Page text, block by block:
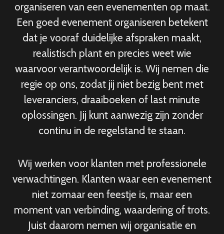
organiseren van een evenementen op maat.
Een goed evenement organiseren betekent
dat je vooraf duidelijke afspraken maakt,
realistisch plant en precies weet wie
waarvoor verantwoordelijk is. Wij nemen die
regie op ons, zodat jij niet bezig bent met
leveranciers, draaiboeken of last minute
oplossingen. Jij kunt aanwezig zijn zonder
continu in de regelstand te staan.
Wij werken voor klanten met professionele
verwachtingen. Klanten waar een evenement
niet zomaar een feestje is, maar een
moment van verbinding, waardering of trots.
Juist daarom nemen wij organisatie en